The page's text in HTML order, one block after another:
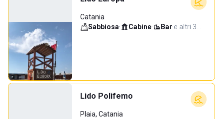
Catania
Sabbiosa· Cabine· Bar·e altri 3…
Lido Polifemo
Plaia, Catania